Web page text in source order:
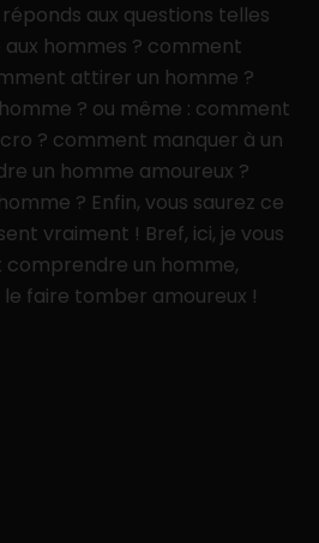
aux questions telles
hommes ? comment
attirer un homme ?
? ou même : comment
? comment manquer à un
un homme amoureux ?
? Enfin, vous saurez ce
vraiment ! Bref, ici, je vous
un homme,
faire tomber amoureux !